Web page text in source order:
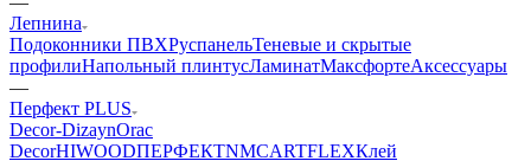
Лепнина
Подоконники ПВХРуспанельТеневые и скрытые
профилиНапольный плинтусЛаминатМаксфортеАксессуары
—
Перфект PLUS
Decor-DizaynOrac
DecorHIWOODПЕРФЕКТNMCARTFLEXКлей